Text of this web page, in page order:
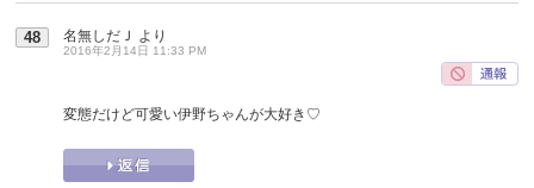
48 名無しだＪ より
2016年2月14日 11:33 PM
変態だけど可愛い伊野ちゃんが大好き♡